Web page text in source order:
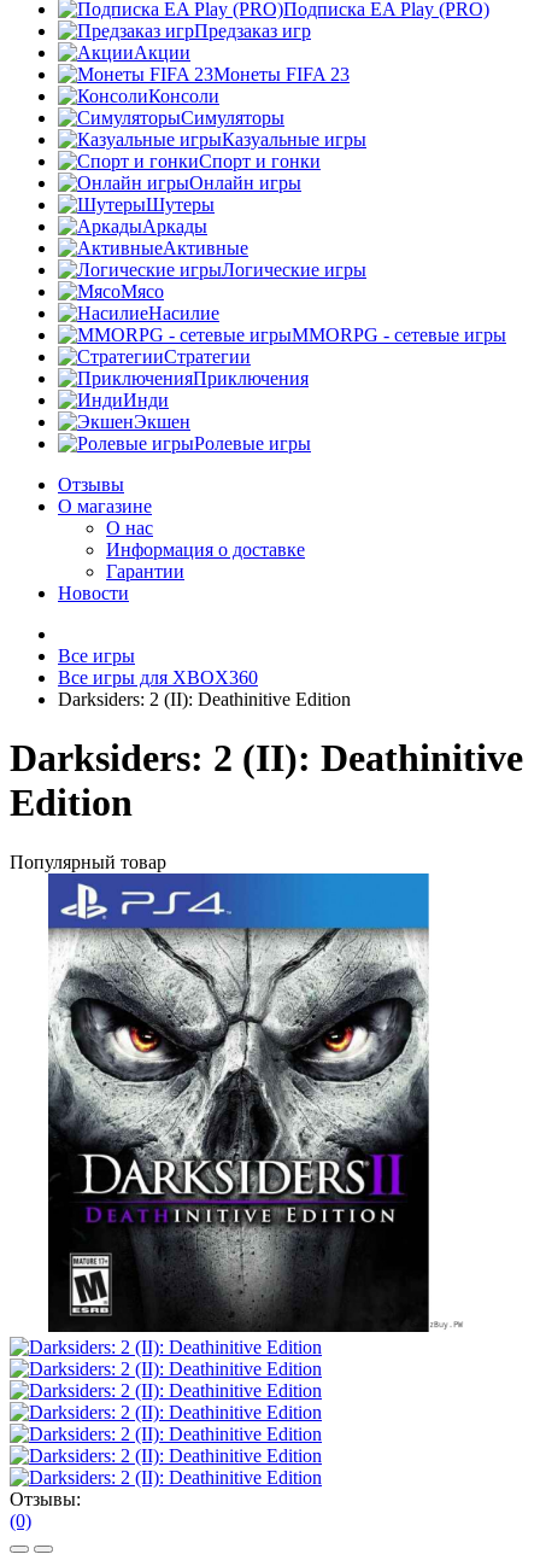
Подписка EA Play (PRO)
Предзаказ игр
Акции
Монеты FIFA 23
Консоли
Симуляторы
Казуальные игры
Спорт и гонки
Онлайн игры
Шутеры
Аркады
Активные
Логические игры
Мясо
Насилие
MMORPG - сетевые игры
Стратегии
Приключения
Инди
Экшен
Ролевые игры
Отзывы
О магазине
О нас
Информация о доставке
Гарантии
Новости
Все игры
Все игры для XBOX360
Darksiders: 2 (II): Deathinitive Edition
Darksiders: 2 (II): Deathinitive
Edition
Популярный товар
Отзывы:
(0)